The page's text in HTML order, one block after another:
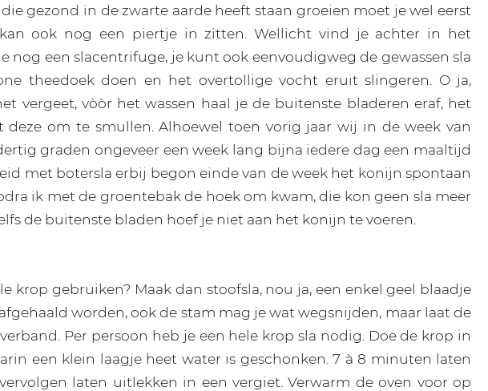
die gezond in de zwarte aarde heeft staan groeien moet je wel eerst
kan ook nog een piertje in zitten. Wellicht vind je achter in het
nog een slacentrifuge, je kunt ook eenvoudigweg de gewassen sla
theedoek doen en het overtollige vocht eruit slingeren. O ja,
vergeet, vòòr het wassen haal je de buitenste bladeren eraf, het
deze om te smullen. Alhoewel toen vorig jaar wij in de week van
graden ongeveer een week lang bijna iedere dag een maaltijd
met botersla erbij begon einde van de week het konijn spontaan
ik met de groentebak de hoek om kwam, die kon geen sla meer
de buitenste bladen hoef je niet aan het konijn te voeren.
krop gebruiken? Maak dan stoofsla, nou ja, een enkel geel blaadje
worden, ook de stam mag je wat wegsnijden, maar laat de
Per persoon heb je een hele krop sla nodig. Doe de krop in
een klein laagje heet water is geschonken. 7 à 8 minuten laten
laten uitlekken in een vergiet. Verwarm de oven voor op